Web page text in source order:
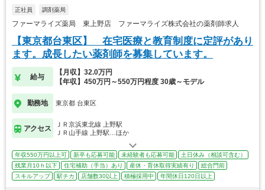
正社員 調剤薬局
ファーマライズ薬局 東上野店 ファーマライズ株式会社の薬剤師求人
【東京都台東区】 在宅医療と教育制度に定評があり
ます。成長したい薬剤師を募集しています。
給与
【月収】32.0万円
【年収】450万円～550万円程度 30歳～モデル
勤務地 東京都 台東区
アクセス
ＪＲ京浜東北線 上野駅
ＪＲ山手線 上野駅…ほか
年収550万円以上可 新卒も応募可能 未経験者も応募可能
土日休み（相談可含む）
残業月10ｈ以下
住宅補助（手当）あり 産休・育休取得実績有り
総合門前
スキルアップ
駅チカ 店舗数30以上 積極採用中 年間休日120日以上